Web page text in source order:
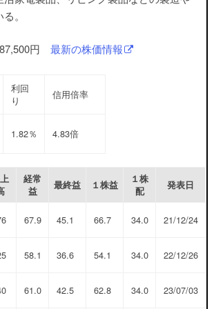
。
円最新の株価情報
利回
り
信用倍率
1.82％ 4.83倍
経常
益
最終益 １株益
１株
配
発表日
67.9 45.1 66.7 34.0 21/12/24
58.1 36.6 54.1 34.0 22/12/26
61.0 42.5 62.8 34.0 23/07/03